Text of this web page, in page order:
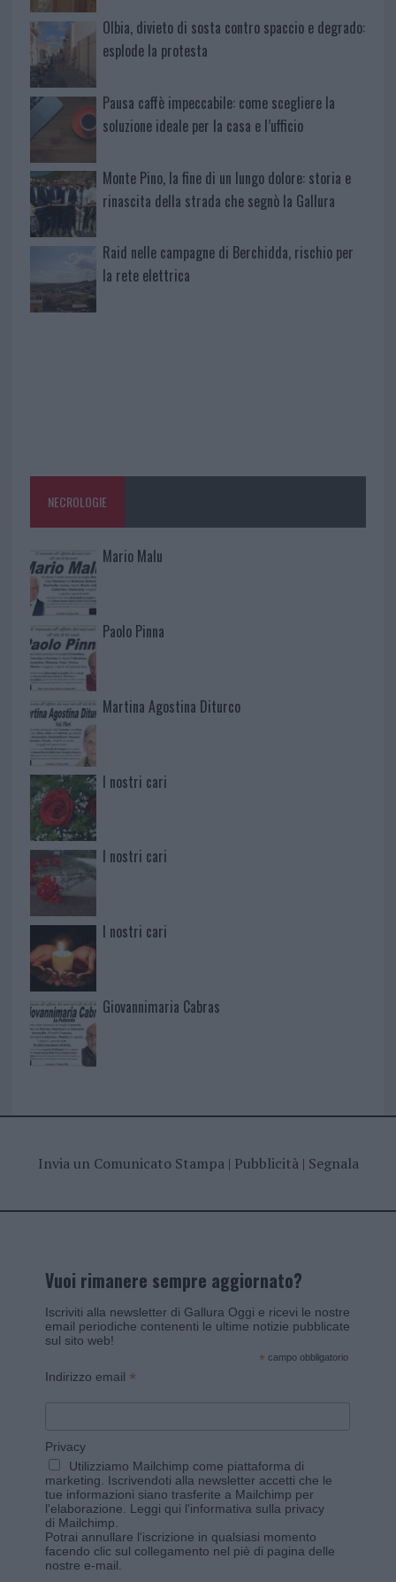
Olbia, divieto di sosta contro spaccio e degrado:
esplode la protesta
Pausa caffè impeccabile: come scegliere la
soluzione ideale per la casa e l’ufficio
Monte Pino, la fine di un lungo dolore: storia e
rinascita della strada che segnò la Gallura
Raid nelle campagne di Berchidda, rischio per
la rete elettrica
NECROLOGIE
Mario Malu
Paolo Pinna
Martina Agostina Diturco
I nostri cari
I nostri cari
I nostri cari
Giovannimaria Cabras
Invia un Comunicato Stampa| Pubblicità| Segnala
Vuoi rimanere sempre aggiornato?
Iscriviti alla newsletter di Gallura Oggi e ricevi le nostre
email periodiche contenenti le ultime notizie pubblicate
sul sito web!
* campo obbligatorio
Indirizzo email *
Privacy
Utilizziamo Mailchimp come piattaforma di
marketing. Iscrivendoti alla newsletter accetti che le
tue informazioni siano trasferite a Mailchimp per
l'elaborazione. Leggi qui l'informativa sulla privacy
di Mailchimp.
Potrai annullare l'iscrizione in qualsiasi momento
facendo clic sul collegamento nel piè di pagina delle
nostre e-mail.